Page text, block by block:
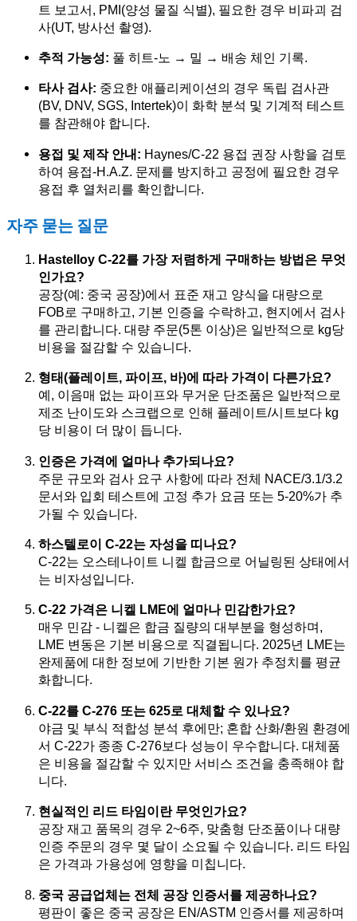
트 보고서, PMI(양성 물질 식별), 필요한 경우 비파괴 검
사(UT, 방사선 촬영).
추적 가능성: 풀 히트-노 → 밀 → 배송 체인 기록.
타사 검사: 중요한 애플리케이션의 경우 독립 검사관
(BV, DNV, SGS, Intertek)이 화학 분석 및 기계적 테스트
를 참관해야 합니다.
용접 및 제작 안내: Haynes/C-22 용접 권장 사항을 검토
하여 용접-H.A.Z. 문제를 방지하고 공정에 필요한 경우
용접 후 열처리를 확인합니다.
자주 묻는 질문
Hastelloy C-22를 가장 저렴하게 구매하는 방법은 무엇
인가요?
공장(예: 중국 공장)에서 표준 재고 양식을 대량으로
FOB로 구매하고, 기본 인증을 수락하고, 현지에서 검사
를 관리합니다. 대량 주문(5톤 이상)은 일반적으로 kg당
비용을 절감할 수 있습니다.
형태(플레이트, 파이프, 바)에 따라 가격이 다른가요?
예, 이음매 없는 파이프와 무거운 단조품은 일반적으로
제조 난이도와 스크랩으로 인해 플레이트/시트보다 kg
당 비용이 더 많이 듭니다.
인증은 가격에 얼마나 추가되나요?
주문 규모와 검사 요구 사항에 따라 전체 NACE/3.1/3.2
문서와 입회 테스트에 고정 추가 요금 또는 5-20%가 추
가될 수 있습니다.
하스텔로이 C-22는 자성을 띠나요?
C-22는 오스테나이트 니켈 합금으로 어닐링된 상태에서
는 비자성입니다.
C-22 가격은 니켈 LME에 얼마나 민감한가요?
매우 민감 - 니켈은 합금 질량의 대부분을 형성하며,
LME 변동은 기본 비용으로 직결됩니다. 2025년 LME는
완제품에 대한 정보에 기반한 기본 원가 추정치를 평균
화합니다.
C-22를 C-276 또는 625로 대체할 수 있나요?
야금 및 부식 적합성 분석 후에만; 혼합 산화/환원 환경에
서 C-22가 종종 C-276보다 성능이 우수합니다. 대체품
은 비용을 절감할 수 있지만 서비스 조건을 충족해야 합
니다.
현실적인 리드 타임이란 무엇인가요?
공장 재고 품목의 경우 2~6주, 맞춤형 단조품이나 대량
인증 주문의 경우 몇 달이 소요될 수 있습니다. 리드 타임
은 가격과 가용성에 영향을 미칩니다.
중국 공급업체는 전체 공장 인증서를 제공하나요?
평판이 좋은 중국 공장은 EN/ASTM 인증서를 제공하며